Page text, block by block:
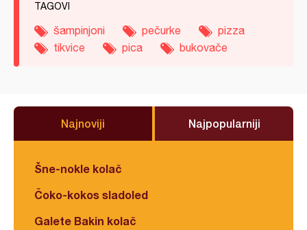
TAGOVI
šampinjoni pečurke
pizza
tikvice
pica bukovače
Najnoviji Najpopularniji
Šne-nokle kolač
Čoko-kokos sladoled
Galete Bakin kolač